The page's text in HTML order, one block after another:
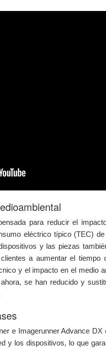
para reducir el
eléctrico típico (TEC)
y las piezas
a aumentar el tiempo
y el impacto en el medio
se han reducido y
e Imagerunner Advance
y los dispositivos, lo que